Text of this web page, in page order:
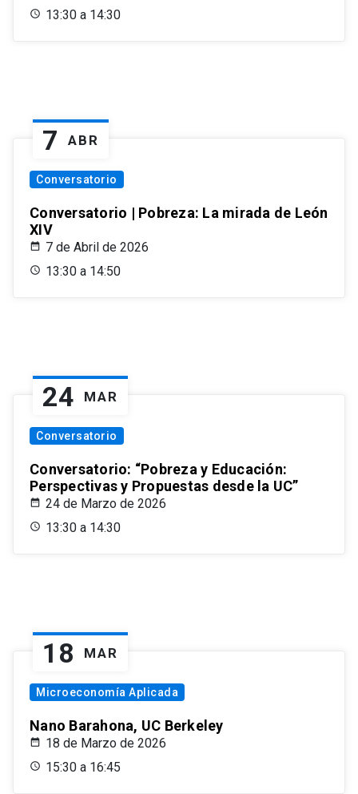
13:30 a 14:30
7 ABR
Conversatorio
Conversatorio | Pobreza: La mirada de León
XIV
7 de Abril de 2026
13:30 a 14:50
24 MAR
Conversatorio
Conversatorio: “Pobreza y Educación:
Perspectivas y Propuestas desde la UC”
24 de Marzo de 2026
13:30 a 14:30
18 MAR
Microeconomía Aplicada
Nano Barahona, UC Berkeley
18 de Marzo de 2026
15:30 a 16:45